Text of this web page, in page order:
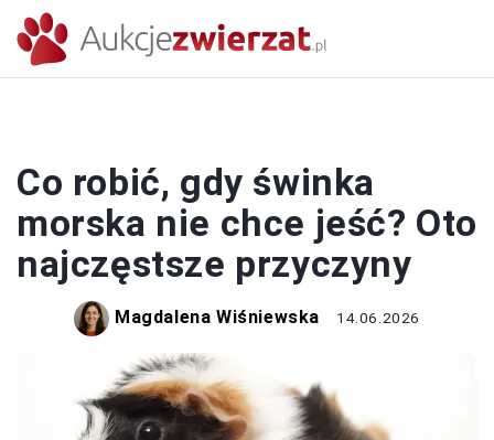
Co robić, gdy świnka
morska nie chce jeść? Oto
najczęstsze przyczyny
Magdalena Wiśniewska 14.06.2026